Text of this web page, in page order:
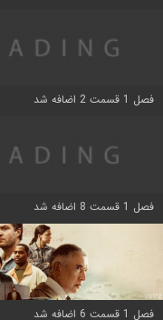
فصل 1 قسمت 2 اضافه شد
فصل 1 قسمت 8 اضافه شد
فصل 1 قسمت 6 اضافه شد